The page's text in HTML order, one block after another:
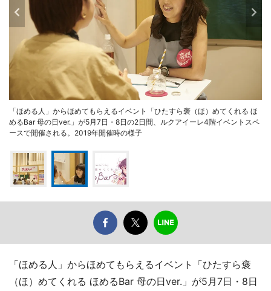
「ほめる人」からほめてもらえるイベント「ひたすら褒（ほ）めてくれる ほ
めるBar 母の日ver.」が5月7日・8日の2日間、ルクアイーレ4階イベントスペ
ースで開催される。2019年開催時の様子
「ほめる人」からほめてもらえるイベント「ひたすら褒
（ほ）めてくれる ほめるBar 母の日ver.」が5月7日・8日